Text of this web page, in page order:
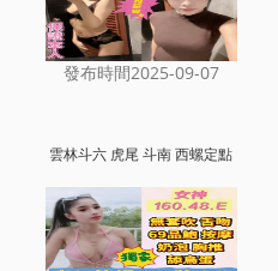
發布時間2025-09-07
雲林斗六 虎尾 斗南 西螺定點